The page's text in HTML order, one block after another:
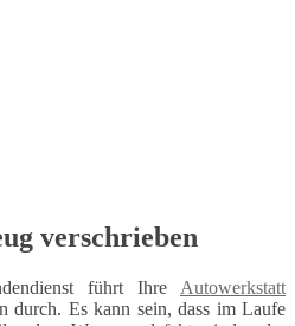
verschrieben
führt Ihre Autowerkstatt
durch. Es kann sein, dass im Laufe